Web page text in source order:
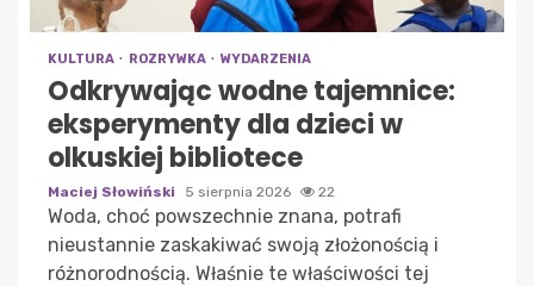
KULTURA ROZRYWKA WYDARZENIA
Odkrywając wodne tajemnice:
eksperymenty dla dzieci w
olkuskiej bibliotece
Maciej Słowiński 5 sierpnia 2026 22
Woda, choć powszechnie znana, potrafi
nieustannie zaskakiwać swoją złożonością i
różnorodnością. Właśnie te właściwości tej